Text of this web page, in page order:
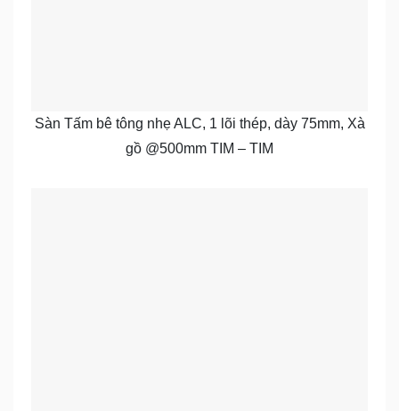
Sàn Tấm bê tông nhẹ ALC, 1 lõi thép, dày 75mm, Xà
gồ @500mm TIM – TIM